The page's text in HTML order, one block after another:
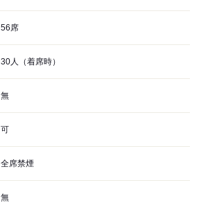
56席
30人（着席時）
無
可
全席禁煙
無